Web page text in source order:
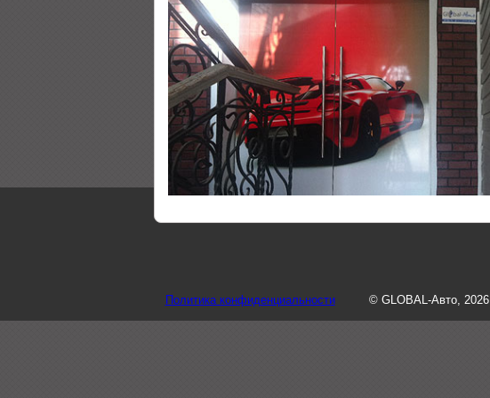
Политика конфиденциальности © GLOBAL-Авто, 2026